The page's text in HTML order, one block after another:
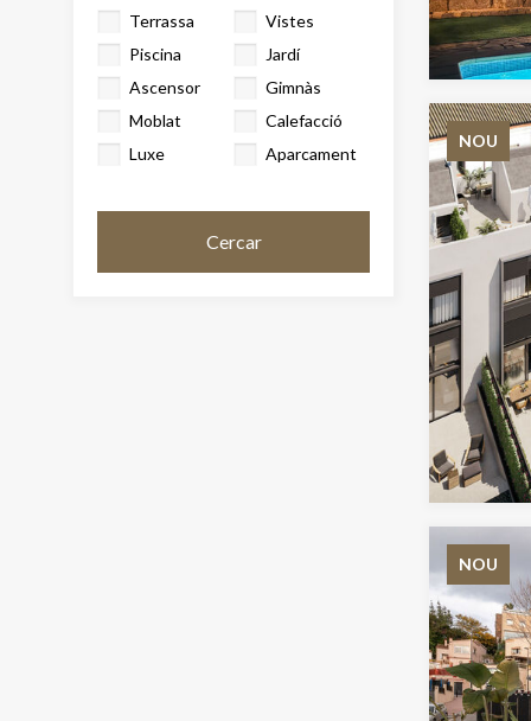
Terrassa
Vistes
Piscina
Jardí
Ascensor
Gimnàs
Moblat
Calefacció
Luxe
Aparcament
Cercar
NOU
NOU